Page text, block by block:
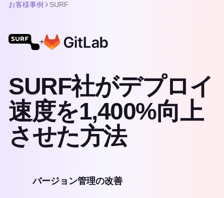
お客様事例 SURF
+
SURF社がデプロイ
速度を1,400%向上
させた方法
バージョン管理の改善